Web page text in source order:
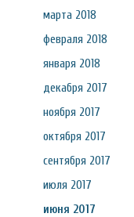
марта 2018
февраля 2018
января 2018
декабря 2017
ноября 2017
октября 2017
сентября 2017
июля 2017
июня 2017